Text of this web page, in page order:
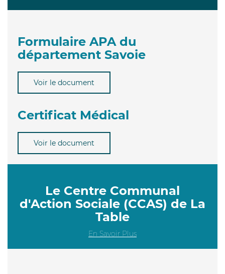
Formulaire APA du
département Savoie
Voir le document
Certificat Médical
Voir le document
Le Centre Communal
d'Action Sociale (CCAS) de La
Table
En Savoir Plus